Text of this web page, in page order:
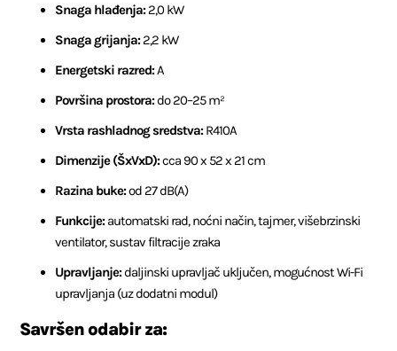
Snaga hlađenja:2,0 kW
Snaga grijanja:2,2 kW
Energetski razred:A
Površina prostora:do 20–25 m²
Vrsta rashladnog sredstva:R410A
Dimenzije (ŠxVxD):cca 90 x 52 x 21 cm
Razina buke:od 27 dB(A)
Funkcije:automatski rad, noćni način, tajmer, višebrzinski
ventilator, sustav filtracije zraka
Upravljanje:daljinski upravljač uključen, mogućnost Wi-Fi
upravljanja (uz dodatni modul)
Savršen odabir za: